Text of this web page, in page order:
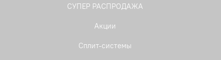
СУПЕР РАСПРОДАЖА
Акции
Сплит-системы